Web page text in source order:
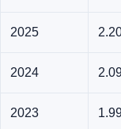
2025
2024
2023